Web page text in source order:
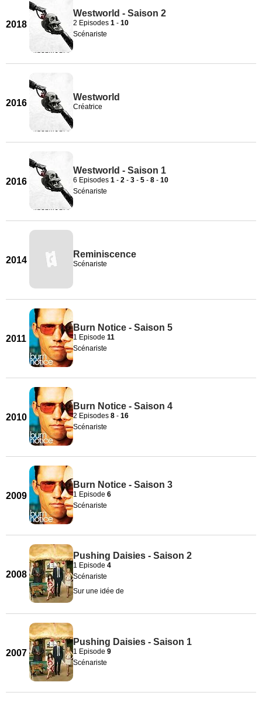
2018
Westworld - Saison 2
2 Episodes 1 - 10
Scénariste
2016
Westworld
Créatrice
2016
Westworld - Saison 1
6 Episodes 1 - 2 - 3 - 5 - 8 - 10
Scénariste
2014
Reminiscence
Scénariste
2011
Burn Notice - Saison 5
1 Episode 11
Scénariste
2010
Burn Notice - Saison 4
2 Episodes 8 - 16
Scénariste
2009
Burn Notice - Saison 3
1 Episode 6
Scénariste
2008
Pushing Daisies - Saison 2
1 Episode 4
Scénariste
Sur une idée de
2007
Pushing Daisies - Saison 1
1 Episode 9
Scénariste